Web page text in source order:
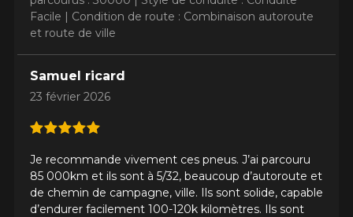
Facile | Condition de route : Combinaison autoroute
et route de ville
Samuel ricard
23 février 2026
Je recommande vivement ces pneus. J’ai parcouru
85 000km et ils sont à 5/32, beaucoup d’autoroute et
de chemin de campagne, ville. Ils sont solide, capable
d’endurer facilement 100-120k kilomètres. Ils sont
Votre avis concernant le
DEFENDER 2
Nom